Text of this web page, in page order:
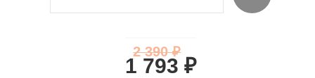
1 793 ₽
2 390 ₽